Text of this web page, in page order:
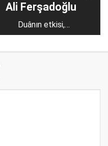
Ali Ferşadoğlu
Duânın etkisi,
yansıması ve dönüşü